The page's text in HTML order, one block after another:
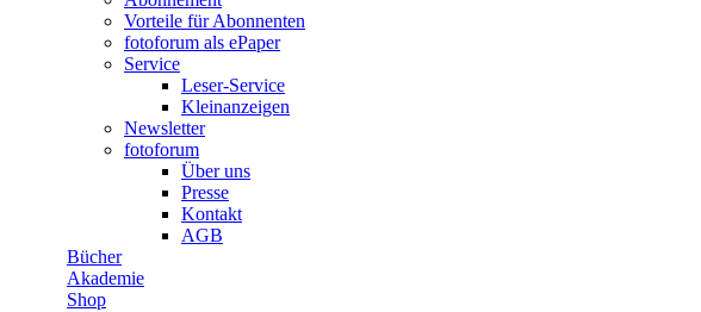
Vorteile für Abonnenten
fotoforum als ePaper
Service
Leser-Service
Kleinanzeigen
Newsletter
fotoforum
Über uns
Presse
Kontakt
AGB
Bücher
Akademie
Shop